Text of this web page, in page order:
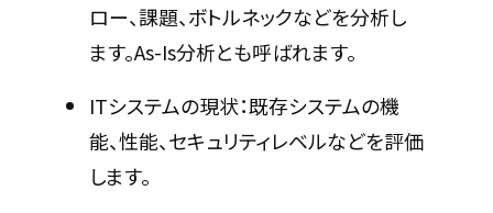
ロー、課題、ボトルネックなどを分析し
ます。As-Is分析とも呼ばれます。
ITシステムの現状：既存システムの機
能、性能、セキュリティレベルなどを評価
します。